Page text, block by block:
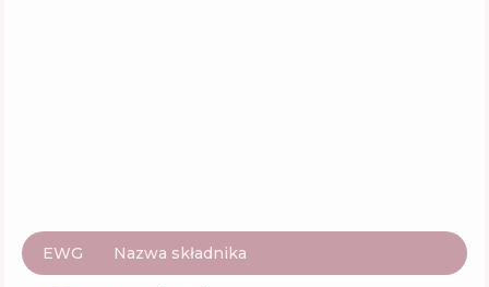
EWG Nazwa składnika